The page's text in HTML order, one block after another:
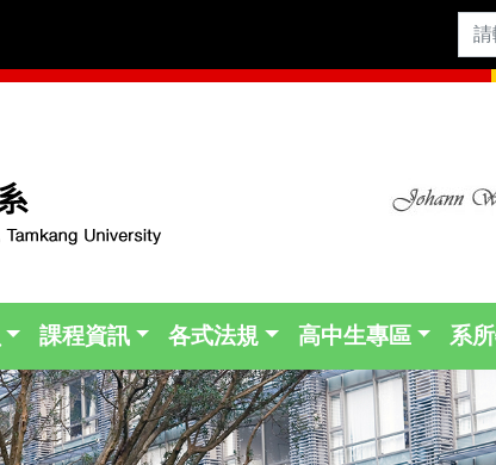
課程資訊 各式法規 高中生專區 系